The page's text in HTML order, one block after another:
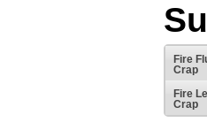
Fire
Crap
Fire
Crap